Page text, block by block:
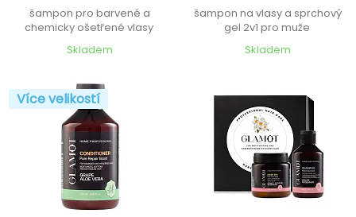
šampon pro barvené a
chemicky ošetřené vlasy
Skladem
šampon na vlasy a sprchový
gel 2v1 pro muže
Skladem
Více velikostí